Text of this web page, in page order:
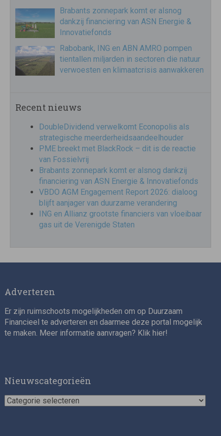
Brabants zonnepark komt er alsnog
dankzij financiering van ASN Energie &
Innovatiefonds
Rabobank, ING en ABN AMRO pompen
tientallen miljarden in sectoren die natuur
verwoesten en klimaatcrisis aanwakkeren
Recent nieuws
DoubleDividend verwelkomt Econopolis als
strategische meerderheidsaandeelhouder
PME breekt met BlackRock – dit is de reactie
van Fossielvrij
Brabants zonnepark komt er alsnog dankzij
financiering van ASN Energie & Innovatiefonds
VBDO AGM Engagement Report 2026: dialoog
blijft aanjager van duurzame verandering
ING en Allianz grootste financiers van vloeibaar
gas uit de Verenigde Staten
Adverteren
Er zijn ruimschoots mogelijkheden om op Duurzaam
Financieel te adverteren en daarmee deze portal mogelijk
te maken. Meer informatie aanvragen? Klik hier!
Nieuwscategorieën
Nieuwscategorieën